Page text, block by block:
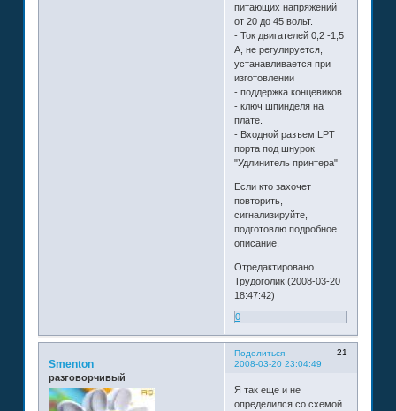
питающих напряжений
от 20 до 45 вольт.
- Ток двигателей 0,2 -1,5
А, не регулируется,
устанавливается при
изготовлении
- поддержка концевиков.
- ключ шпинделя на
плате.
- Входной разъем LPT
порта под шнурок
"Удлинитель принтера"
Если кто захочет
повторить,
сигнализируйте,
подготовлю подробное
описание.
Отредактировано
Трудоголик (2008-03-20
18:47:42)
0
Поделиться
21
2008-03-20 23:04:49
Smenton
разговорчивый
Я так еще и не
определился со схемой